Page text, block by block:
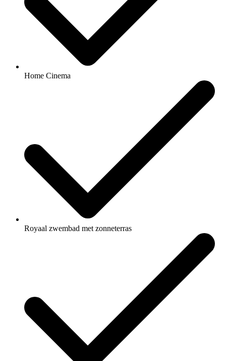
Home Cinema
Royaal zwembad met zonneterras